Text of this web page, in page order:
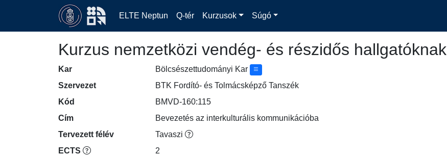
ELTE Neptun Q-tér Kurzusok Súgó
Kurzus nemzetközi vendég- és részidős hallgatóknak
Kar
Bölcsészettudományi Kar
Szervezet
BTK Fordító- és Tolmácsképző Tanszék
Kód
BMVD-160:115
Cím
Bevezetés az interkulturális kommunikációba
Tervezett félév
Tavaszi
ECTS
2